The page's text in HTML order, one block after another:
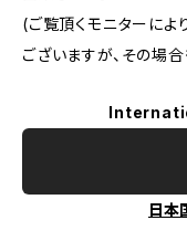
(ご覧頂くモニターによ
ございますが、その場
日本